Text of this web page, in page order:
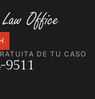
DE TU CASO
9511